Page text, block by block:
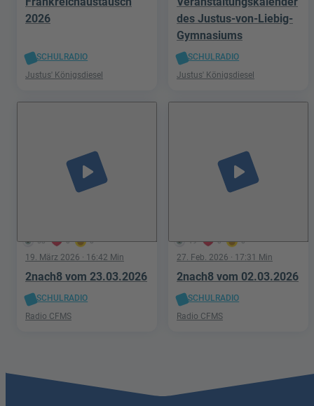
2026
SCHULRADIO
Justus' Königsdiesel
des Justus-von-Liebig-
Gymnasiums
SCHULRADIO
Justus' Königsdiesel
58 0 0
play_arrow
19. März 2026 · 16:42 Min
2nach8 vom 23.03.2026
SCHULRADIO
Radio CFMS
19 0 0
play_arrow
27. Feb. 2026 · 17:31 Min
2nach8 vom 02.03.2026
SCHULRADIO
Radio CFMS